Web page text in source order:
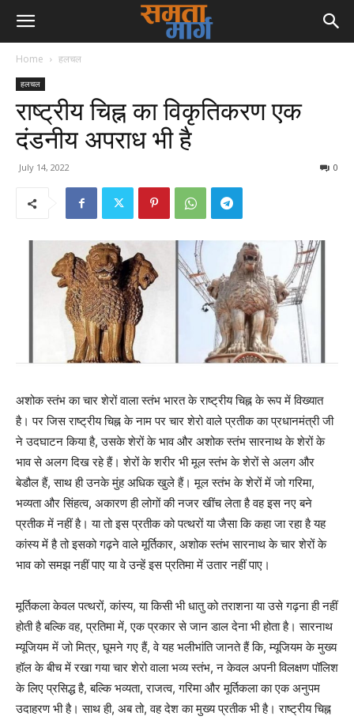
Home हलचल
हलचल
राष्ट्रीय चिह्न का विकृतिकरण एक
दंडनीय अपराध भी है
July 14, 2022 0
अशोक स्तंभ का चार शेरों वाला स्तंभ भारत के राष्ट्रीय चिह्न के रूप में विख्यात
है। पर जिस राष्ट्रीय चिह्न के नाम पर चार शेरो वाले प्रतीक का प्रधानमंत्री जी
ने उदघाटन किया है, उसके शेरों के भाव और अशोक स्तंभ सारनाथ के शेरों के
भाव से अलग दिख रहे हैं। शेरों के शरीर भी मूल स्तंभ के शेरों से अलग और
बेडौल हैं, साथ ही उनके मुंह अधिक खुले हैं। मूल स्तंभ के शेरों में जो गरिमा,
भव्यता और सिंहत्व, अकारण ही लोगों की नजर खींच लेता है वह इस नए बने
प्रतीक में नहीं है। या तो इस प्रतीक को पत्थरों या जैसा कि कहा जा रहा है यह
कांस्य में है तो इसको गढ़ने वाले मूर्तिकार, अशोक स्तंभ सारनाथ के चार शेरों के
भाव को समझ नहीं पाए या वे उन्हें इस प्रतिमा में उतार नहीं पाए।
मूर्तिकला केवल पत्थरों, कांस्य, या किसी भी धातु को तराशना या उसे गढ़ना ही नहीं
होती है बल्कि वह, प्रतिमा में, एक प्रकार से जान डाल देना भी होता है। सारनाथ
म्यूजियम में जो मित्र, घूमने गए हैं, वे यह भलीभांति जानते हैं कि, म्यूजियम के मुख्य
हॉल के बीच में रखा गया चार शेरो वाला भव्य स्तंभ, न केवल अपनी विलक्षण पॉलिश
के लिए प्रसिद्ध है, बल्कि भव्यता, राजत्व, गरिमा और मूर्तिकला का एक अनुपम
उदाहरण भी है। साथ ही, अब तो, वह देश का मुख्य प्रतीक भी है। राष्ट्रीय चिह्न